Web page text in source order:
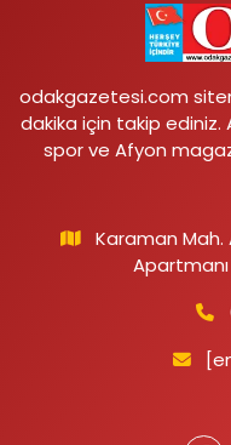
odakgazetesi.com
dakika için takip
spor ve Afyon
Karaman Mah.